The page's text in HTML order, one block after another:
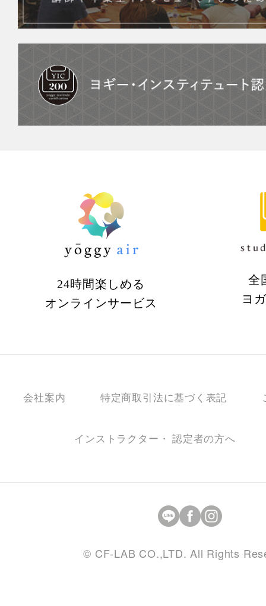
24時間楽しめる
オンラインサービス
全
ヨ
会社案内 特定商取引法に基づく表記
インストラクター・ 認定者の方へ
© CF-LAB CO.,LTD. All Rights